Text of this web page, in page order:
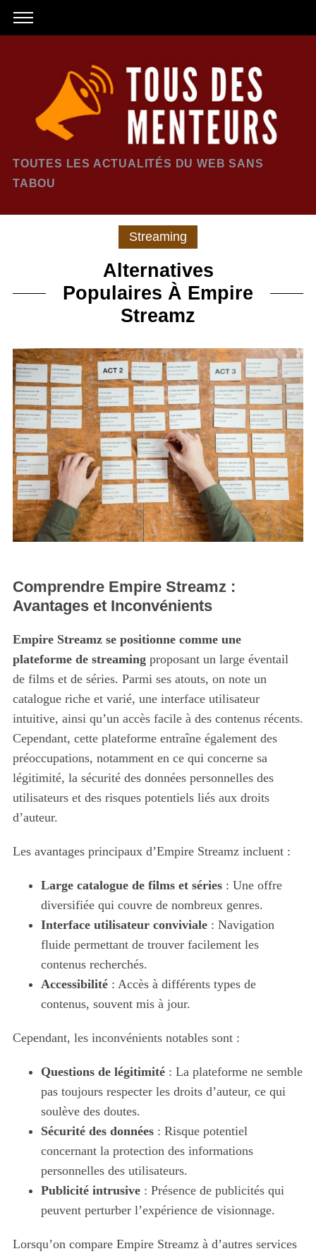
TOUTES LES ACTUALITÉS DU WEB SANS
TABOU
Streaming
Alternatives
Populaires À Empire
Streamz
Comprendre Empire Streamz :
Avantages et Inconvénients
Empire Streamz se positionne comme une
plateforme de streamingproposant un large éventail
de films et de séries. Parmi ses atouts, on note un
catalogue riche et varié, une interface utilisateur
intuitive, ainsi qu’un accès facile à des contenus récents.
Cependant, cette plateforme entraîne également des
préoccupations, notamment en ce qui concerne sa
légitimité, la sécurité des données personnelles des
utilisateurs et des risques potentiels liés aux droits
d’auteur.
Les avantages principaux d’Empire Streamz incluent :
Large catalogue de films et séries: Une offre
diversifiée qui couvre de nombreux genres.
Interface utilisateur conviviale: Navigation
fluide permettant de trouver facilement les
contenus recherchés.
Accessibilité: Accès à différents types de
contenus, souvent mis à jour.
Cependant, les inconvénients notables sont :
Questions de légitimité: La plateforme ne semble
pas toujours respecter les droits d’auteur, ce qui
soulève des doutes.
Sécurité des données: Risque potentiel
concernant la protection des informations
personnelles des utilisateurs.
Publicité intrusive: Présence de publicités qui
peuvent perturber l’expérience de visionnage.
Lorsqu’on compare Empire Streamz à d’autres services